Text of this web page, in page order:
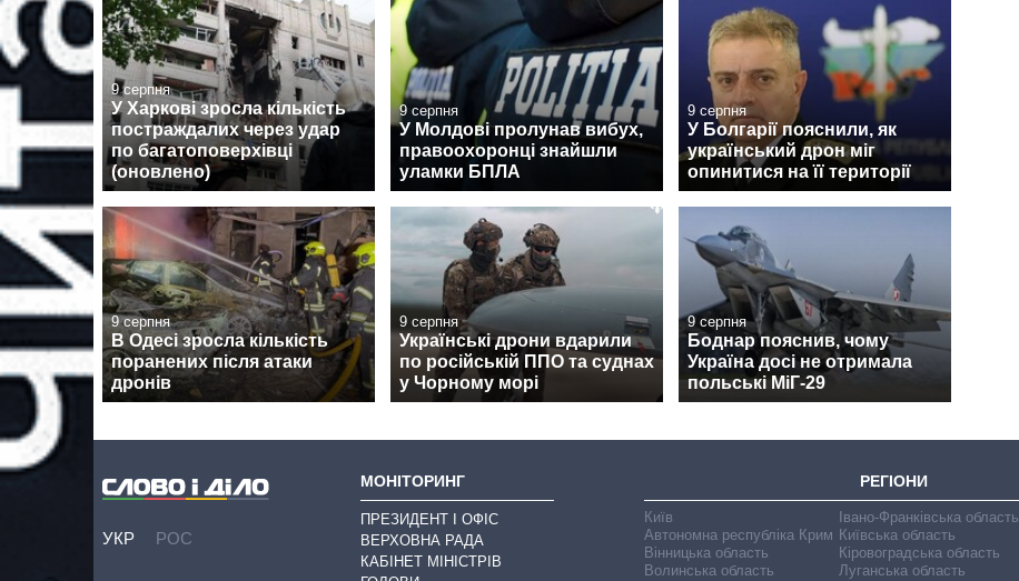
9 серпня
У Харкові зросла кількість
постраждалих через удар
по багатоповерхівці
(оновлено)
9 серпня
У Молдові пролунав вибух,
правоохоронці знайшли
уламки БПЛА
9 серпня
У Болгарії пояснили, як
український дрон міг
опинитися на її території
9 серпня
В Одесі зросла кількість
поранених після атаки
дронів
9 серпня
Українські дрони вдарили
по російській ППО та суднах
у Чорному морі
9 серпня
Боднар пояснив, чому
Україна досі не отримала
польські МіГ-29
УКР РОС
МОНІТОРИНГ
ПРЕЗИДЕНТ І ОФІС
ВЕРХОВНА РАДА
КАБІНЕТ МІНІСТРІВ
РЕГІОНИ
Київ
Автономна республіка Крим
Вінницька область
Волинська область
Івано-Франківська область
Київська область
Кіровоградська область
Луганська область